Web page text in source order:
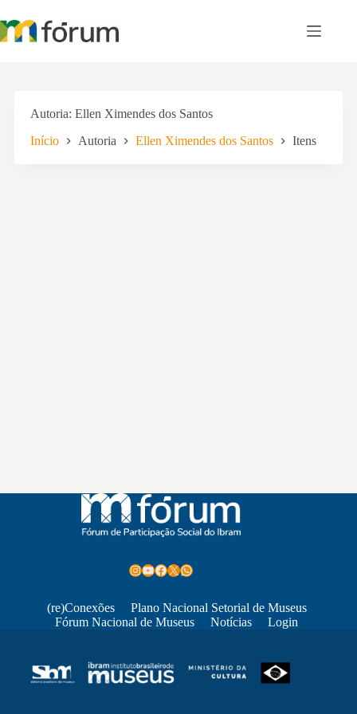
para
o
Autoria Ellen Ximendes dos Santos
Início Autoria Ellen Ximendes dos Santos Itens
Instagram
Youtube
Facebook
X WhatsApp
(re)Conexões
Plano Nacional Setorial de Museus
Fórum Nacional de Museus
Notícias Login